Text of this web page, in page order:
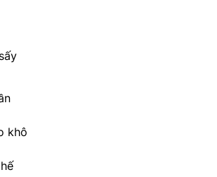
khô